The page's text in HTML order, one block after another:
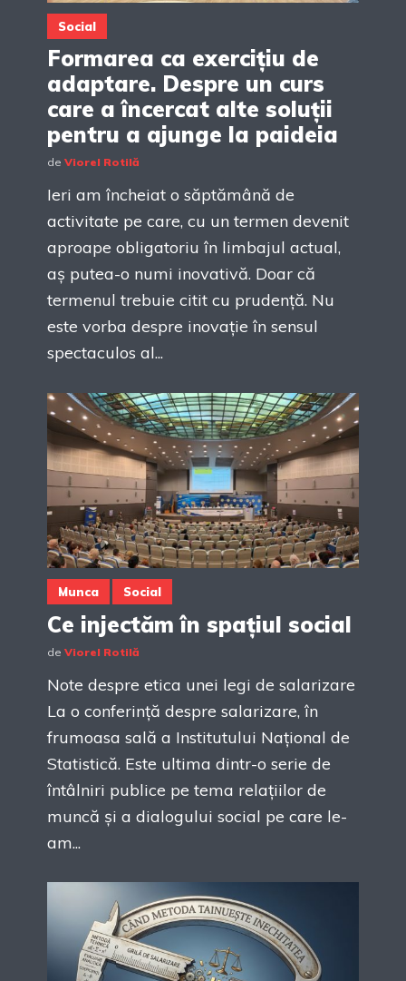
Social
Formarea ca exercițiu de
adaptare. Despre un curs
care a încercat alte soluții
pentru a ajunge la paideia
de Viorel Rotilă
Ieri am încheiat o săptămână de
activitate pe care, cu un termen devenit
aproape obligatoriu în limbajul actual,
aș putea-o numi inovativă. Doar că
termenul trebuie citit cu prudență. Nu
este vorba despre inovație în sensul
spectaculos al...
Munca Social
Ce injectăm în spațiul social
de Viorel Rotilă
Note despre etica unei legi de salarizare
La o conferință despre salarizare, în
frumoasa sală a Institutului Național de
Statistică. Este ultima dintr-o serie de
întâlniri publice pe tema relațiilor de
muncă și a dialogului social pe care le-
am...